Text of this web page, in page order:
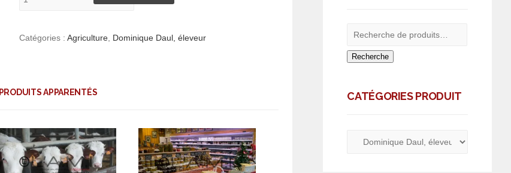
Catégories : Agriculture, Dominique Daul, éleveur
PRODUITS APPARENTÉS
Recherche
CATÉGORIES PRODUIT